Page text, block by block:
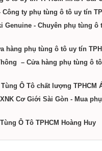
Công ty phụ tùng ô tô uy tín
Genuine - Chuyên phụ tùng ô
hàng phụ tùng ô tô uy tín
– Cửa hàng phụ tùng ô
Ô Tô chất lượng TPHCM
Cơ Giới Sài Gòn - Mua
Ô Tô TPHCM Hoàng Huy